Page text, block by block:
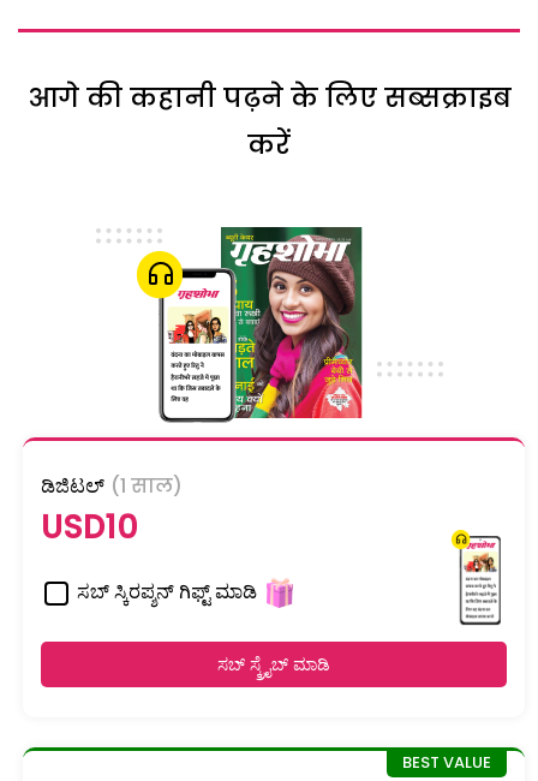
आगे की कहानी पढ़ने के लिए सब्सक्राइब
करें
ಡಿಜಿಟಲ್ (1 साल)
USD10
ಸಬ್ ಸ್ಕಿರಪ್ಶನ್ ಗಿಫ್ಟ್ ಮಾಡಿ
ಸಬ್ ಸ್ಕ್ರೈಬ್ ಮಾಡಿ